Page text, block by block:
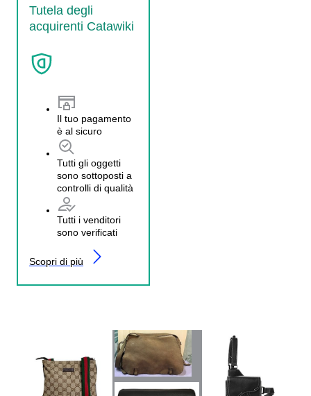
Tutela degli
acquirenti Catawiki
Il tuo pagamento
è al sicuro
Tutti gli oggetti
sono sottoposti a
controlli di qualità
Tutti i venditori
sono verificati
Scopri di più